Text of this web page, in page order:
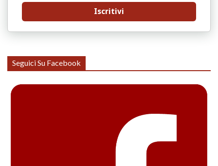
Iscritivi
Seguici Su Facebook